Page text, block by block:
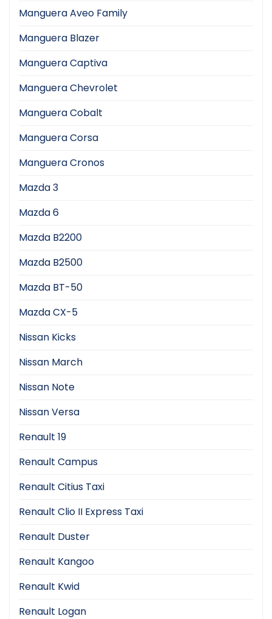
Manguera Aveo Family
Manguera Blazer
Manguera Captiva
Manguera Chevrolet
Manguera Cobalt
Manguera Corsa
Manguera Cronos
Mazda 3
Mazda 6
Mazda B2200
Mazda B2500
Mazda BT-50
Mazda CX-5
Nissan Kicks
Nissan March
Nissan Note
Nissan Versa
Renault 19
Renault Campus
Renault Citius Taxi
Renault Clio II Express Taxi
Renault Duster
Renault Kangoo
Renault Kwid
Renault Logan